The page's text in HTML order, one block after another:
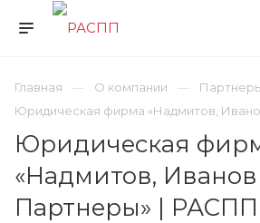
Главная О компании
Юридическая фирма «Надмитов,
Юридическая
«Надмитов,
Партнеры» | РАСПП